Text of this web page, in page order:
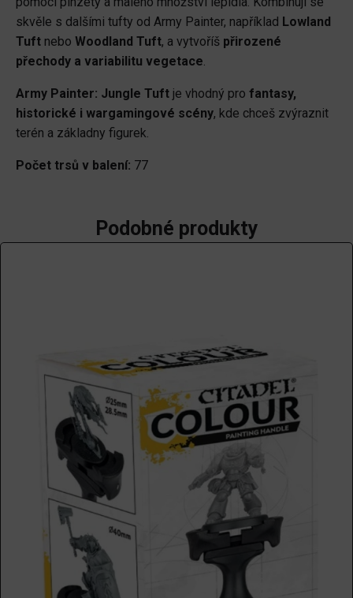
skvěle s dalšími tufty od Army Painter, například Lowland
Tuft nebo Woodland Tuft, a vytvoříš přirozené
přechody a variabilitu vegetace.
Army Painter: Jungle Tuft je vhodný pro fantasy,
historické i wargamingové scény, kde chceš zvýraznit
terén a základny figurek.
Počet trsů v balení: 77
Podobné produkty